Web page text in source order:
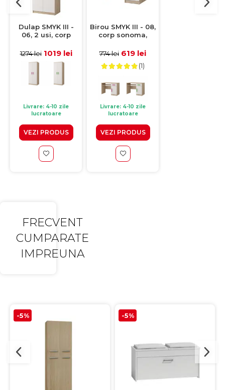
Dulap SMYK III -
06, 2 usi, corp
verde, 80x50x193
1274 lei 1019 lei
Livrare: 4-10 zile
lucratoare
VEZI PRODUS
Birou SMYK III - 08,
corp sonoma,
110x76x50 cm
774 lei 619 lei
(1)
Livrare: 4-10 zile
lucratoare
VEZI PRODUS
FRECVENT
CUMPARATE
IMPREUNA
-5% -5%